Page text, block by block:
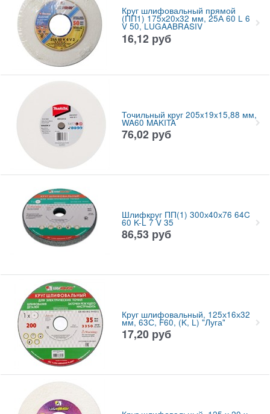
Круг шлифовальный прямой
(ПП1) 175х20х32 мм, 25А 60 L 6
V 50, LUGAABRASIV
16,12 руб
Точильный круг 205x19x15,88 мм,
WA60 MAKITA
76,02 руб
Шлифкруг ПП(1) 300х40х76 64C
60 K-L 7 V 35
86,53 руб
Круг шлифовальный, 125х16х32
мм, 63С, F60, (K, L) "Луга"
17,20 руб